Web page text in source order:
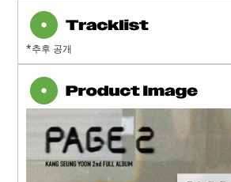
*추후 공개